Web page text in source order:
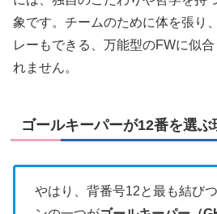
象です。チームのために体を張り
レーもできる、万能型のFWに似
れません。
ゴールキーパーが12番を選ぶ
やはり、背番号12と最も結び